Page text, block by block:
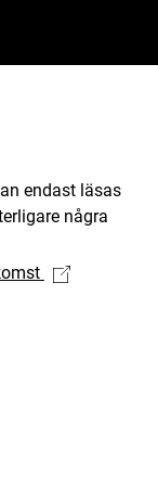
endast läsas
några